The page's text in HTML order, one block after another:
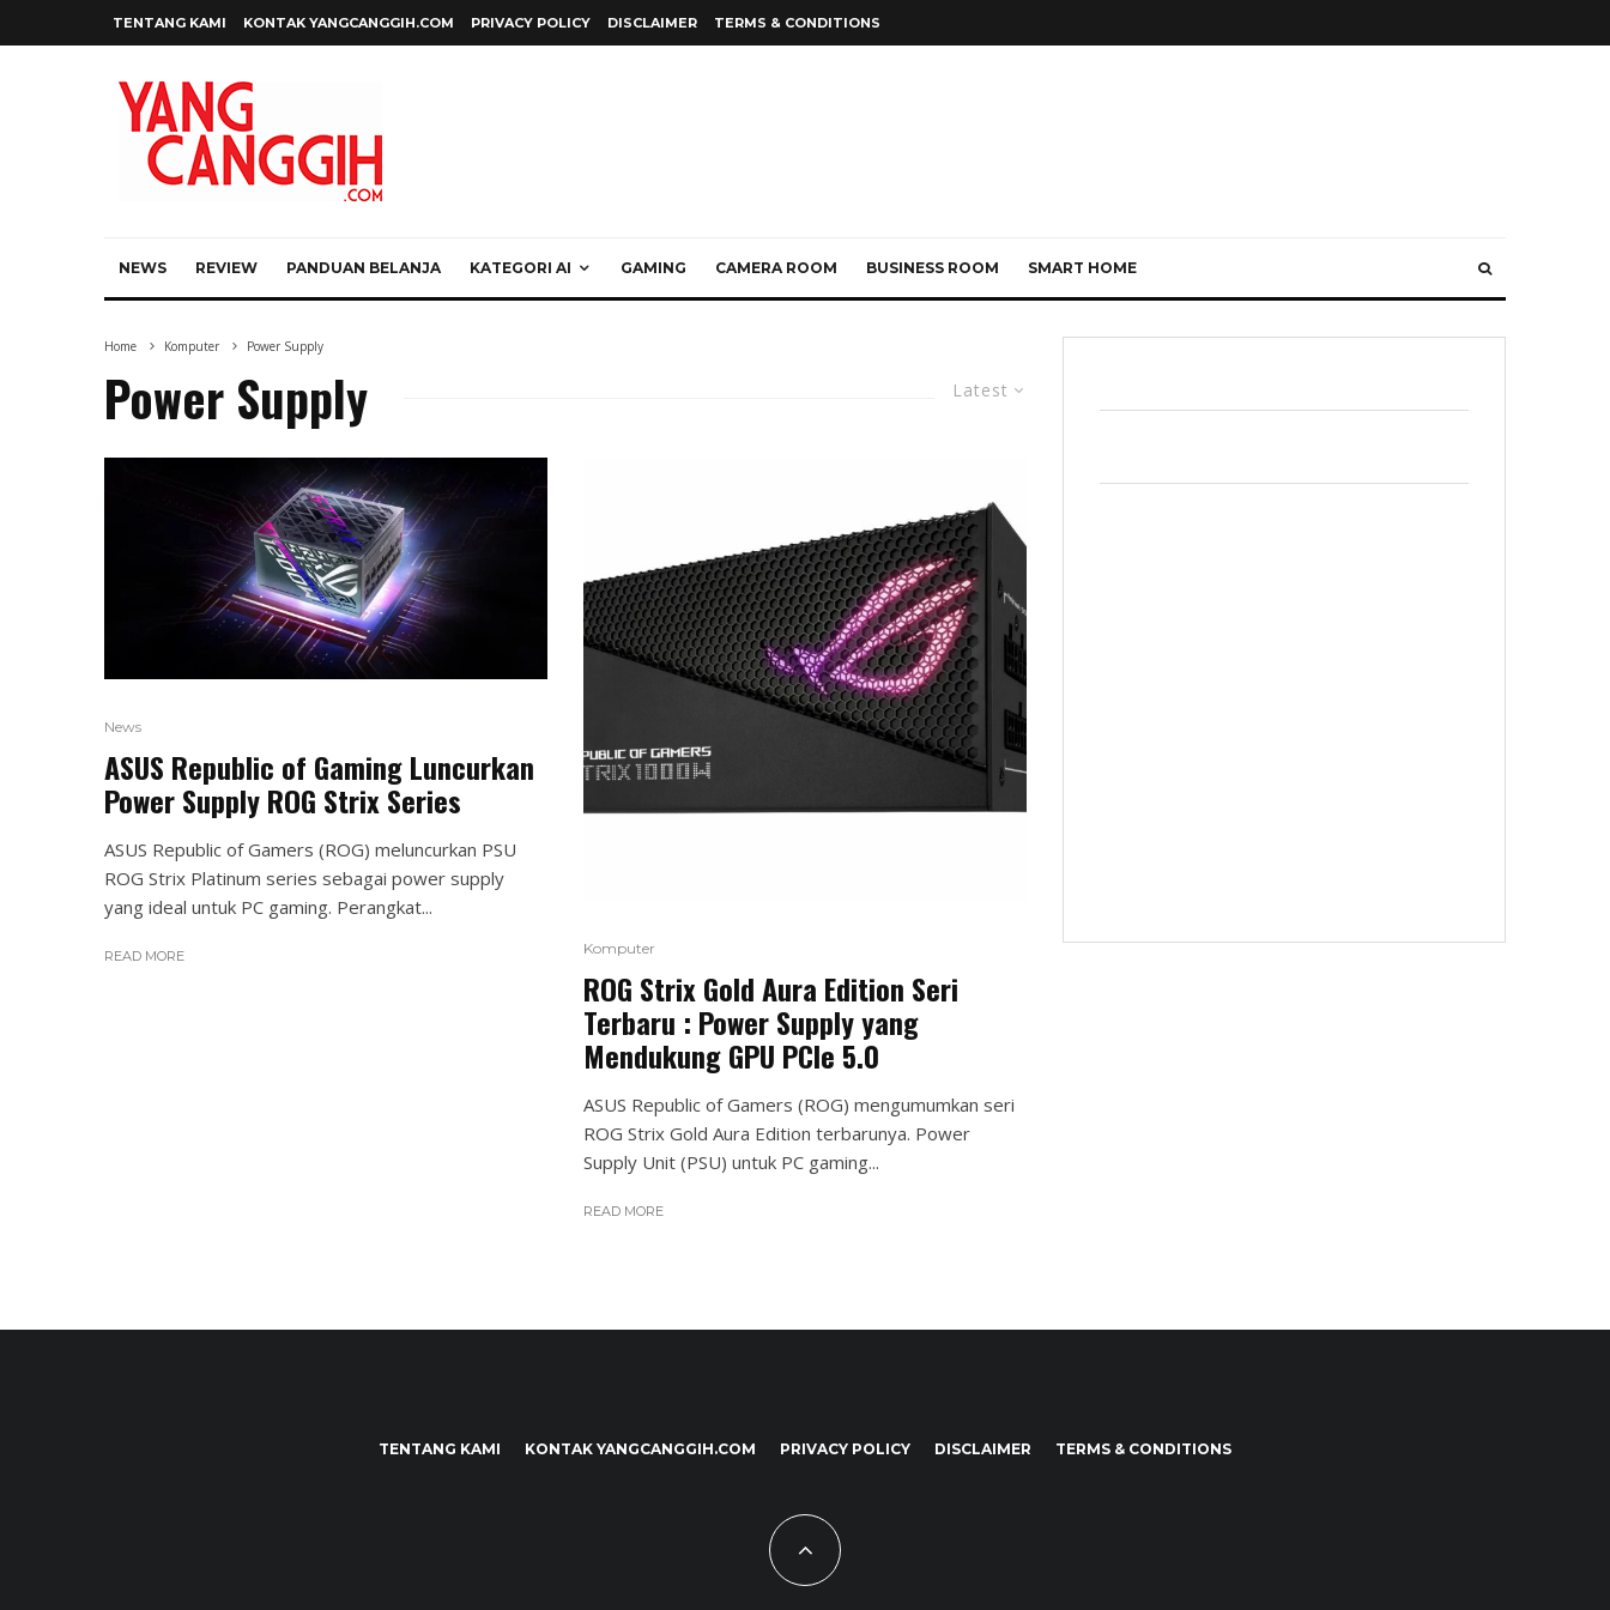
TENTANG KAMI KONTAK YANGCANGGIH.COM PRIVACY POLICY DISCLAIMER TERMS & CONDITIONS
NEWS REVIEW PANDUAN BELANJA KATEGORI AI GAMING CAMERA ROOM BUSINESS ROOM SMART HOME
Home Komputer Power Supply
Latest
Power Supply
News
ASUS Republic of Gaming Luncurkan
Power Supply ROG Strix Series
ASUS Republic of Gamers (ROG) meluncurkan PSU
ROG Strix Platinum series sebagai power supply
yang ideal untuk PC gaming. Perangkat...
READ MORE Komputer
ROG Strix Gold Aura Edition Seri
Terbaru : Power Supply yang
Mendukung GPU PCIe 5.0
ASUS Republic of Gamers (ROG) mengumumkan seri
ROG Strix Gold Aura Edition terbarunya. Power
Supply Unit (PSU) untuk PC gaming...
READ MORE
TENTANG KAMI KONTAK YANGCANGGIH.COM PRIVACY POLICY DISCLAIMER TERMS & CONDITIONS